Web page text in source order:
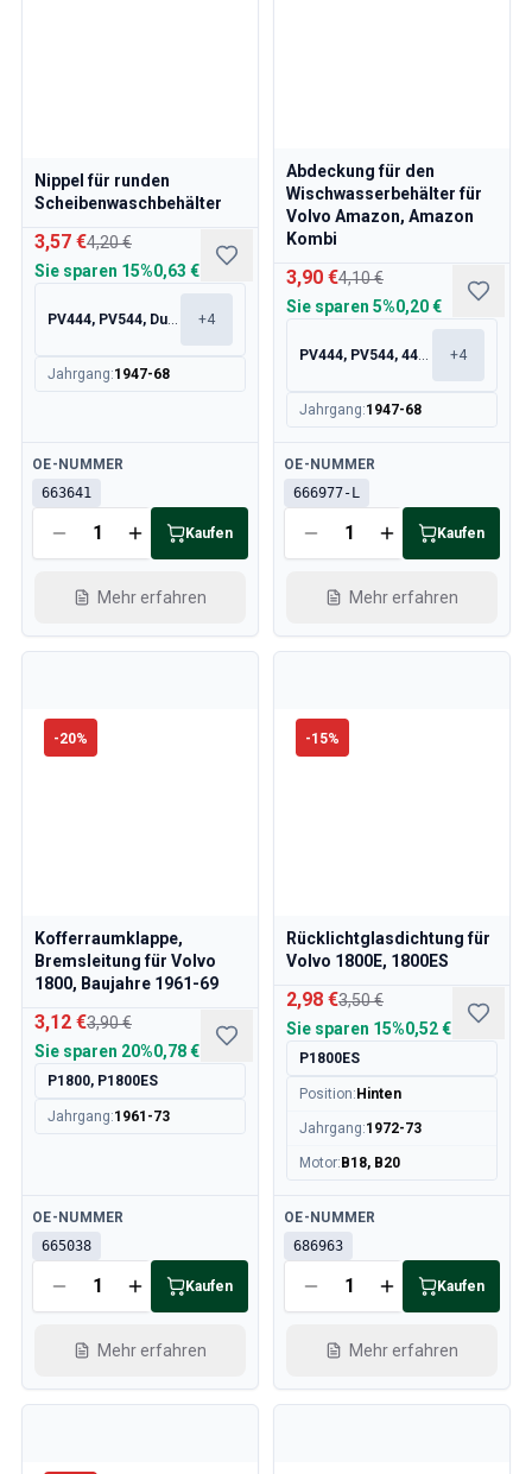
Nippel für runden
Scheibenwaschbehälter
3,57 €4,20 €
Sie sparen 15%0,63 €
PV444, PV544, Duett 445, 210 +4
Jahrgang:1947-68
Verfügbar
OE-NUMMER
663641
Kaufen
Mehr erfahren
Abdeckung für den
Wischwasserbehälter für
Volvo Amazon, Amazon
Kombi
3,90 €4,10 €
Sie sparen 5%0,20 €
PV444, PV544, 445, 210 +4
Jahrgang:1947-68
Verfügbar
OE-NUMMER
666977-L
Kaufen
Mehr erfahren
-20%
Kofferraumklappe,
Bremsleitung für Volvo
1800, Baujahre 1961-69
3,12 €3,90 €
Sie sparen 20%0,78 €
P1800, P1800ES
Jahrgang:1961-73
Verfügbar
OE-NUMMER
665038
Kaufen
Mehr erfahren
-15%
Rücklichtglasdichtung für
Volvo 1800E, 1800ES
2,98 €3,50 €
Sie sparen 15%0,52 €
P1800ES
Position: Hinten
Jahrgang:1972-73
Motor: B18, B20
Verfügbar
OE-NUMMER
686963
Kaufen
Mehr erfahren